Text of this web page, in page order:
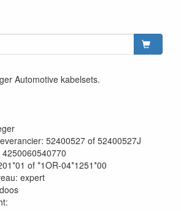
Automotive kabelsets.
52400527 of 52400527J
of *1OR-04*1251*00
expert